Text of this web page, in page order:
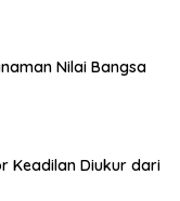
Nilai Bangsa
Keadilan Diukur dari